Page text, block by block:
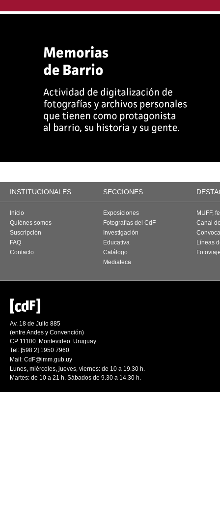
INSTITUCIONALES SECCIONES
Inicio
Quiénes somos
Suscripción
FAQ
Contacto
Exposiciones
Fotografías del CdF
Investigación
Educativa
Catálogo
Mediateca
MUFF,
Canal
Líneas
Av. 18 de Julio 885
(entre Andes y Convención)
CP 11100. Montevideo. Uruguay
Tel: [598 2] 1950 7960
Mail: CdF@imm.gub.uy
Lunes, miércoles, jueves, viernes: de 10 a 19.30 h.
Martes: de 10 a 21 h. Sábados de 9.30 a 14.30 h.